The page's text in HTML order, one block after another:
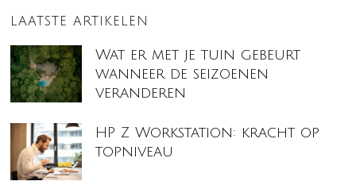
LAATSTE ARTIKELEN
Wat er met je tuin gebeurt
wanneer de seizoenen
veranderen
HP Z Workstation: kracht op
topniveau